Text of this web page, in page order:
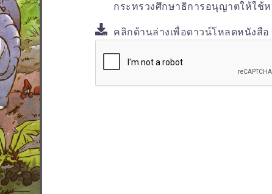
กระทรวงศึกษาธิการอนุญาตให้ใช้ห
คลิกด้านล่างเพื่อดาวน์โหลดหนังสือ